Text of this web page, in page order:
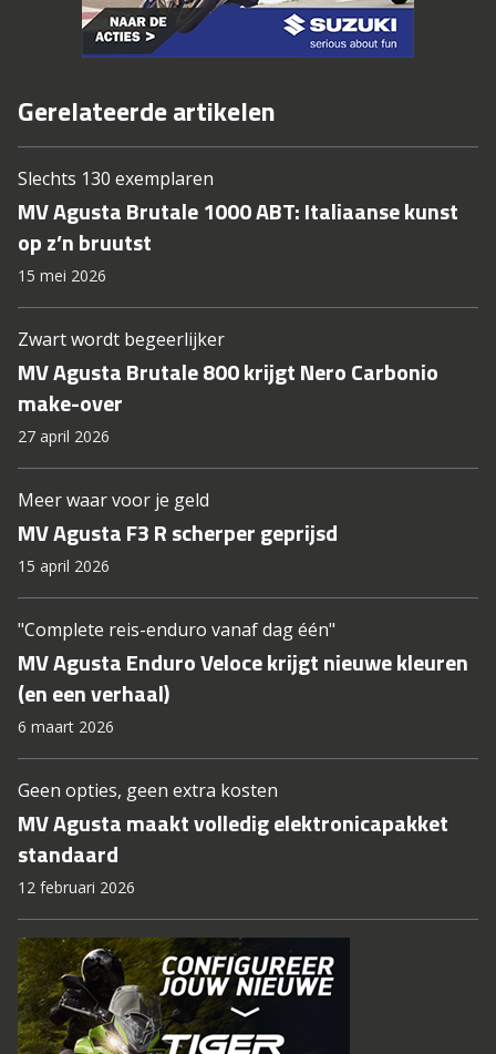
Gerelateerde artikelen
Slechts 130 exemplaren
MV Agusta Brutale 1000 ABT: Italiaanse kunst
op z’n bruutst
15 mei 2026
Zwart wordt begeerlijker
MV Agusta Brutale 800 krijgt Nero Carbonio
make-over
27 april 2026
Meer waar voor je geld
MV Agusta F3 R scherper geprijsd
15 april 2026
"Complete reis-enduro vanaf dag één"
MV Agusta Enduro Veloce krijgt nieuwe kleuren
(en een verhaal)
6 maart 2026
Geen opties, geen extra kosten
MV Agusta maakt volledig elektronicapakket
standaard
12 februari 2026